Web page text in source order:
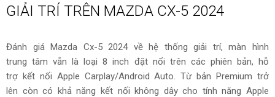
GIẢI TRÍ TRÊN MAZDA CX-5 2024
Đánh giá Mazda Cx-5 2024 về hệ thống giải trí, màn hình
trung tâm vẫn là loại 8 inch đặt nổi trên các phiên bản, hỗ
trợ kết nối Apple Carplay/Android Auto. Từ bản Premium trở
lên còn có khả năng kết nối không dây cho tính năng Apple